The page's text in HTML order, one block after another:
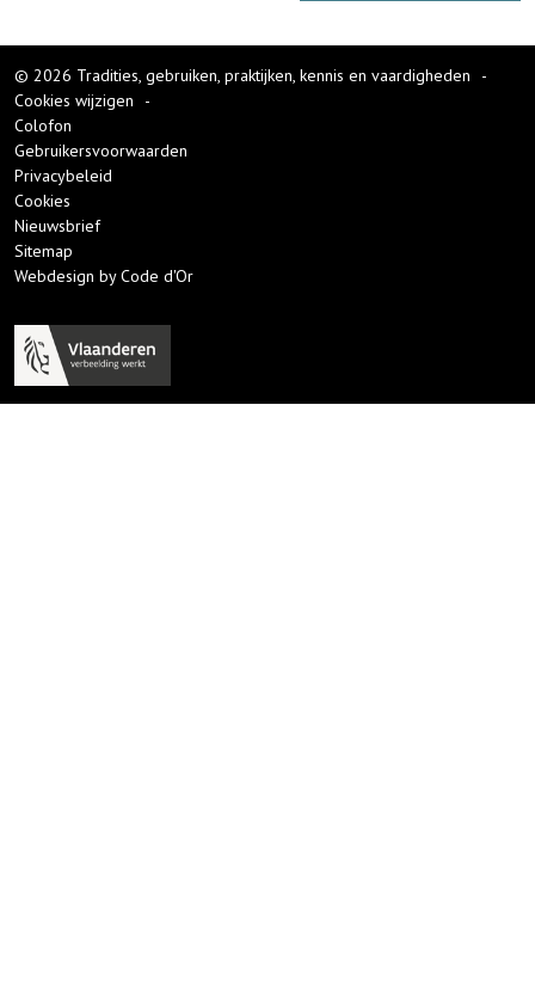
© 2026 Tradities, gebruiken, praktijken, kennis en vaardigheden
-
Cookies wijzigen
-
Colofon
Gebruikersvoorwaarden
Privacybeleid
Cookies
Nieuwsbrief
Sitemap
Webdesign by Code d'Or